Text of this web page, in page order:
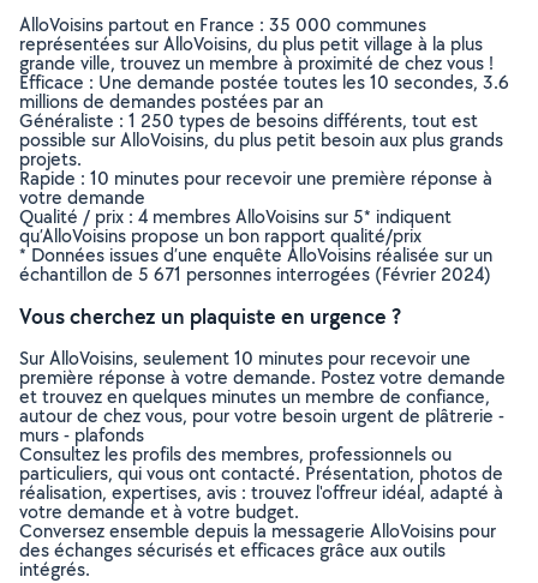
AlloVoisins partout en France : 35 000 communes
représentées sur AlloVoisins, du plus petit village à la plus
grande ville, trouvez un membre à proximité de chez vous !
Efficace : Une demande postée toutes les 10 secondes, 3.6
millions de demandes postées par an
Généraliste : 1 250 types de besoins différents, tout est
possible sur AlloVoisins, du plus petit besoin aux plus grands
projets.
Rapide : 10 minutes pour recevoir une première réponse à
votre demande
Qualité / prix : 4 membres AlloVoisins sur 5* indiquent
qu’AlloVoisins propose un bon rapport qualité/prix
* Données issues d’une enquête AlloVoisins réalisée sur un
échantillon de 5 671 personnes interrogées (Février 2024)
Vous cherchez un plaquiste en urgence ?
Sur AlloVoisins, seulement 10 minutes pour recevoir une
première réponse à votre demande. Postez votre demande
et trouvez en quelques minutes un membre de confiance,
autour de chez vous, pour votre besoin urgent de plâtrerie -
murs - plafonds
Consultez les profils des membres, professionnels ou
particuliers, qui vous ont contacté. Présentation, photos de
réalisation, expertises, avis : trouvez l'offreur idéal, adapté à
votre demande et à votre budget.
Conversez ensemble depuis la messagerie AlloVoisins pour
des échanges sécurisés et efficaces grâce aux outils
intégrés.